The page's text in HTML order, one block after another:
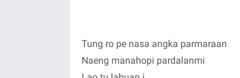
Tung ro pe nasa angka parmaraan
Naeng manahopi pardalanmi